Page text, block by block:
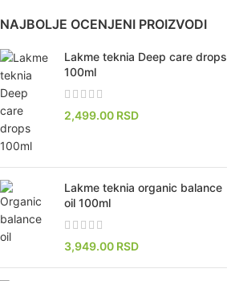
NAJBOLJE OCENJENI PROIZVODI
Lakme teknia Deep care drops
100ml
2,499.00 RSD
Lakme teknia organic balance
oil 100ml
3,949.00 RSD